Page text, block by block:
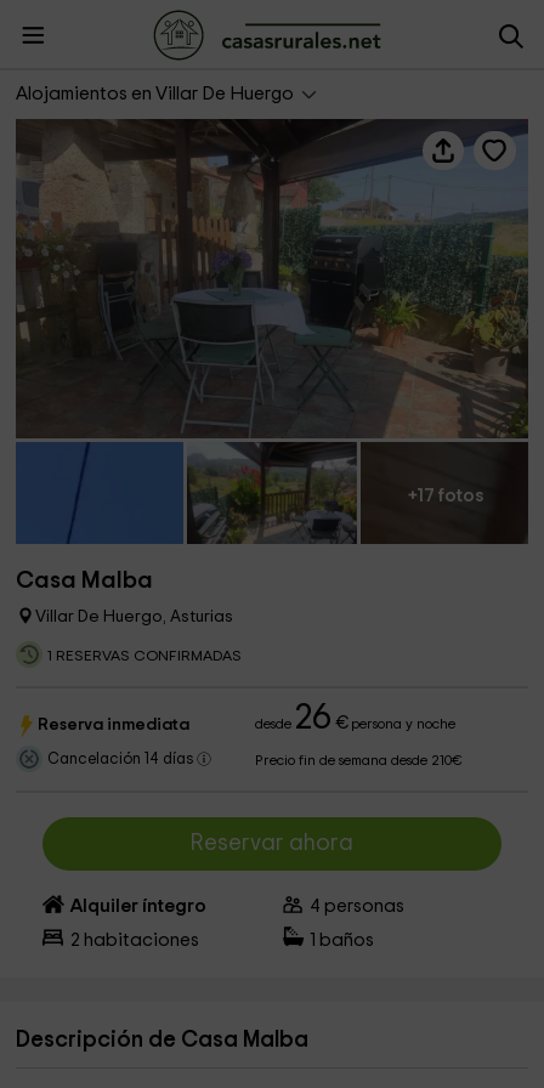
Alojamientos en Villar De Huergo
+17 fotos
Casa Malba
Villar De Huergo, Asturias
1 RESERVAS CONFIRMADAS
Reserva inmediata desde 26 €persona y noche
Cancelación 14 días Precio fin de semana desde 210€
Reservar ahora
Alquiler íntegro 4 personas
2 habitaciones baños
Descripción de Casa Malba